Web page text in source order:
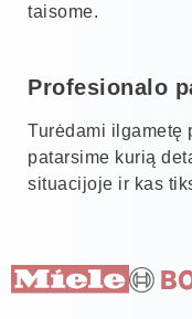
taisome.
Profesionalo
Turėdami ilgametę
patarsime kurią
situacijoje ir kas